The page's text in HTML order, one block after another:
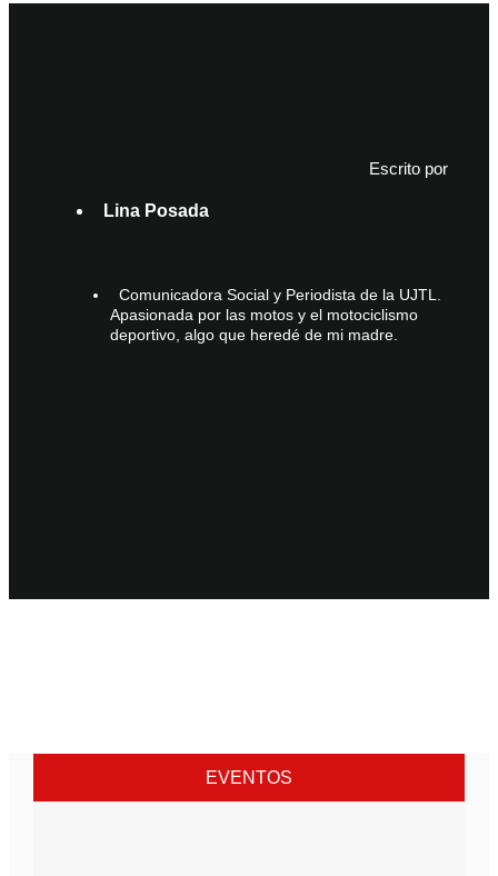
Escrito por
Lina Posada
Comunicadora Social y Periodista de la UJTL.
Apasionada por las motos y el motociclismo
deportivo, algo que heredé de mi madre.
EVENTOS